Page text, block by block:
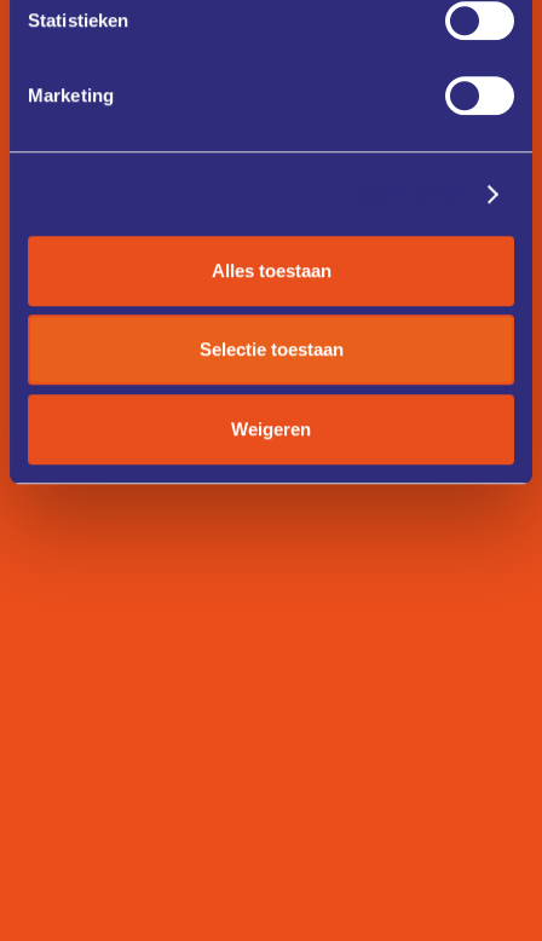
Statistieken
Marketing
Alles toestaan
Selectie toestaan
Weigeren